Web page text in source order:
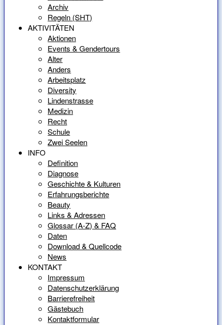
Archiv
Regeln (SHT)
AKTIVITÄTEN
Aktionen
Events & Gendertours
Alter
Anders
Arbeitsplatz
Diversity
Lindenstrasse
Medizin
Recht
Schule
Zwei Seelen
INFO
Definition
Diagnose
Geschichte & Kulturen
Erfahrungsberichte
Beauty
Links & Adressen
Glossar (A-Z) & FAQ
Daten
Download & Quellcode
News
KONTAKT
Impressum
Datenschutzerklärung
Barrierefreiheit
Gästebuch
Kontaktformular